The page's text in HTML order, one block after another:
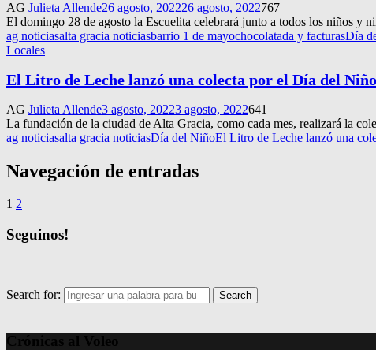
AG Julieta Allende26 agosto, 202226 agosto, 2022767
El domingo 28 de agosto la Escuelita celebrará junto a todos los niños y
ag noticiasalta gracia noticiasbarrio 1 de mayochocolatada y facturasDía
Locales
El Litro de Leche lanzó una colecta por el Día del Niño
AG Julieta Allende3 agosto, 20223 agosto, 2022641
La fundación de la ciudad de Alta Gracia, como cada mes, realizará la
ag noticiasalta gracia noticiasDía del NiñoEl Litro de Leche lanzó una
Navegación de entradas
1 2
Seguinos!
Search for: Search
Crónicas al Voleo